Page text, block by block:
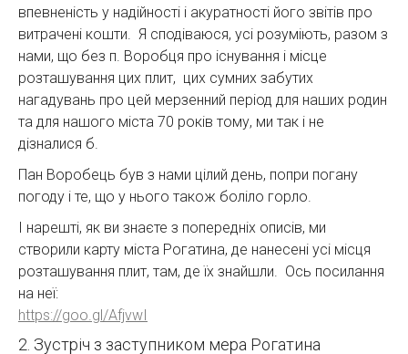
впевненість у надійності і акуратності його звітів про
витрачені кошти. Я сподіваюся, усі розуміють, разом з
нами, що без п. Воробця про існування і місце
розташування цих плит, цих сумних забутих
нагадувань про цей мерзенний період для наших родин
та для нашого міста 70 років тому, ми так і не
дізналися б.
Пан Воробець був з нами цілий день, попри погану
погоду і те, що у нього також боліло горло.
І нарешті, як ви знаєте з попередніх описів, ми
створили карту міста Рогатина, де нанесені усі місця
розташування плит, там, де їх знайшли. Ось посилання
на неї:
https://goo.gl/AfjvwI
2. Зустріч з заступником мера Рогатина